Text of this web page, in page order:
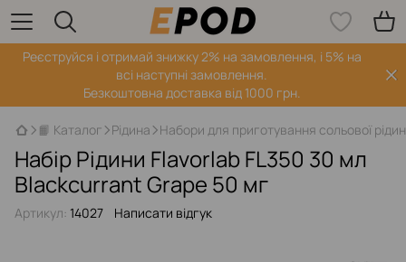
Реєструйся і отримай знижку 2% на замовлення, і 5% на
всі наступні замовлення.
Безкоштовна доставка від 1000 грн.
📙 Каталог Рідина Набори для приготування сольової
Набір Рідини Flavorlab FL350 30 мл
Blackcurrant Grape 50 мг
Артикул: 14027 Написати відгук